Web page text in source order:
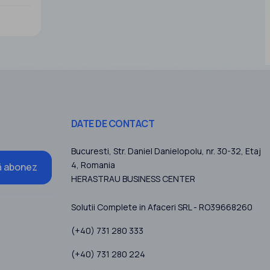
abonez
DATE DE CONTACT
Bucuresti , Str. Daniel Danielopolu, nr. 30-32, Etaj
4, Romania
HERASTRAU BUSINESS CENTER
Solutii Complete in Afaceri SRL - RO39668260
(+40) 731 280 333
(+40) 731 280 224